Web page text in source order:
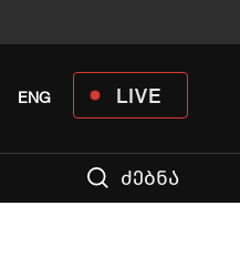
LIVE
ENG
ძებნა